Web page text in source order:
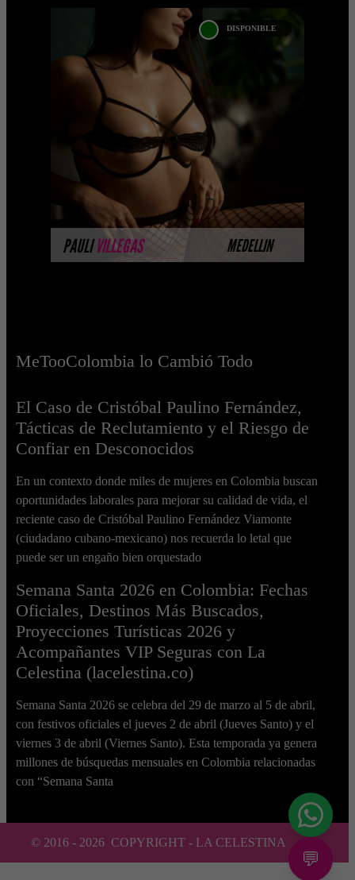
PAULI VILLEGAS MEDELLIN
DISPONIBLE
PAULI VILLEGAS
Próximamente.... Algunas de nuestras
modelos aún no tienen imágenes
disponibles en la web porque están
completando su sesión ...
MÁS INFORMACIÓN
MeTooColombia lo Cambió Todo
El Caso de Cristóbal Paulino Fernández,
Tácticas de Reclutamiento y el Riesgo de
Confiar en Desconocidos
En un contexto donde miles de mujeres en Colombia buscan
oportunidades laborales para mejorar su calidad de vida, el
reciente caso de Cristóbal Paulino Fernández Viamonte
(ciudadano cubano-mexicano) nos recuerda lo letal que
puede ser un engaño bien orquestado
Semana Santa 2026 en Colombia: Fechas
Oficiales, Destinos Más Buscados,
Proyecciones Turísticas 2026 y
Acompañantes VIP Seguras con La
Celestina (lacelestina.co)
Semana Santa 2026 se celebra del 29 de marzo al 5 de abril,
con festivos oficiales el jueves 2 de abril (Jueves Santo) y el
viernes 3 de abril (Viernes Santo). Esta temporada ya genera
millones de búsquedas mensuales en Colombia relacionadas
con “Semana Santa
© 2016 - 2026 COPYRIGHT - LA CELESTINA